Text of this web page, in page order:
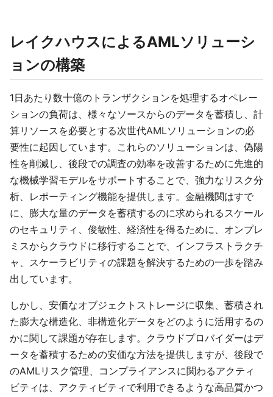
レイクハウスによるAMLソリューシ
ョンの構築
1日あたり数十億のトランザクションを処理するオペレー
ションの負荷は、様々なソースからのデータを蓄積し、計
算リソースを必要とする次世代AMLソリューションの必
要性に起因しています。これらのソリューションは、偽陽
性を削減し、後段での調査の効率を改善するために先進的
な機械学習モデルをサポートすることで、強力なリスク分
析、レポーティング機能を提供します。金融機関はすで
に、膨大な量のデータを蓄積するのに求められるスケール
のセキュリティ、俊敏性、経済性を得るために、オンプレ
ミスからクラウドに移行することで、インフラストラクチ
ャ、スケーラビリティの課題を解決するための一歩を踏み
出しています。
しかし、安価なオブジェクトストレージに収集、蓄積され
た膨大な構造化、非構造化データをどのように活用するの
かに関して課題が存在します。クラウドプロバイダーはデ
ータを蓄積するための安価な方法を提供しますが、後段で
のAMLリスク管理、コンプライアンスに関わるアクティ
ビティは、アクティビティで利用できるような高品質かつ